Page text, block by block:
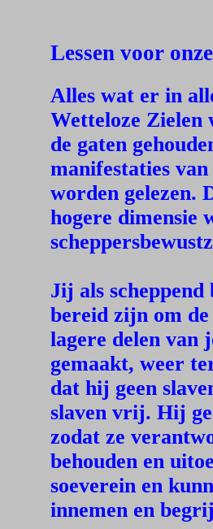
Lessen voor
Alles wat er in
Wetteloze Zielen
de gaten
manifestaties
worden gelezen.
hogere dimensie
Jij als
bereid zijn om
lagere delen van
gemaakt, weer
dat hij geen
slaven vrij. Hij
zodat ze
behouden en
soeverein en
innemen en